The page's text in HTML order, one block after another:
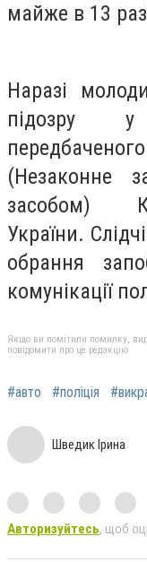
майже в 13
Наразі
підозру
(Незаконне
засобом)
України.
обрання
комунікації
Якщо ви помітили помилку,
повідомити про це редакцію
#авто #поліція
Шведик Ірина
Авторизуйтесь, щоб